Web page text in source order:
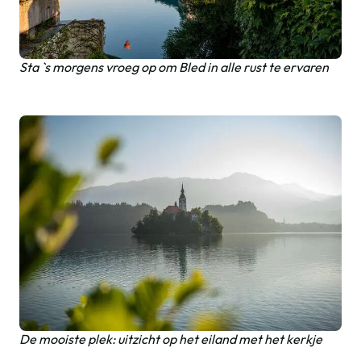
Sta `s morgens vroeg op om Bled in alle rust te ervaren
De mooiste plek: uitzicht op het eiland met het kerkje